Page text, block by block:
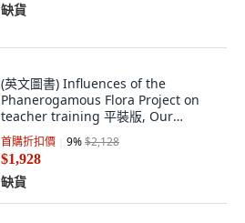
缺貨
(英文圖書) Influences of the
Phanerogamous Flora Project on
teacher training 平裝版, Our
Knowledge Publishing, 英文
首購折扣價 9%$2,128
$1,928
缺貨